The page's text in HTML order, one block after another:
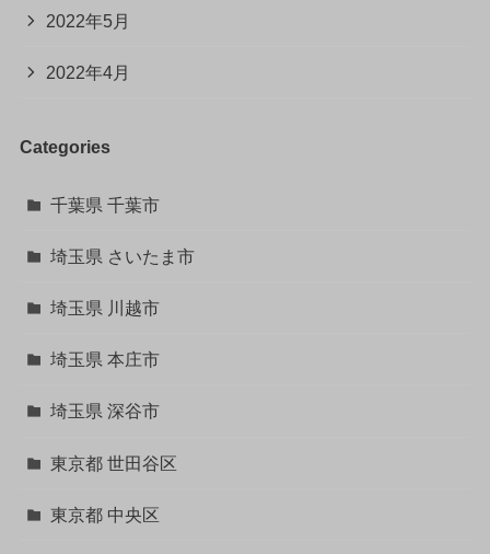
2022年5月
2022年4月
Categories
千葉県 千葉市
埼玉県 さいたま市
埼玉県 川越市
埼玉県 本庄市
埼玉県 深谷市
東京都 世田谷区
東京都 中央区